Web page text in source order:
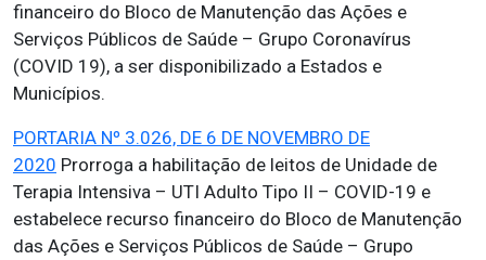
financeiro do Bloco de Manutenção das Ações e
Serviços Públicos de Saúde – Grupo Coronavírus
(COVID 19), a ser disponibilizado a Estados e
Municípios.
PORTARIA Nº 3.026, DE 6 DE NOVEMBRO DE
2020 Prorroga a habilitação de leitos de Unidade de
Terapia Intensiva – UTI Adulto Tipo II – COVID-19 e
estabelece recurso financeiro do Bloco de Manutenção
das Ações e Serviços Públicos de Saúde – Grupo